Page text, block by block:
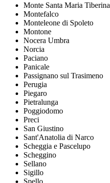
Monte Santa Maria Tiberina
Montefalco
Monteleone di Spoleto
Montone
Nocera Umbra
Norcia
Paciano
Panicale
Passignano sul Trasimeno
Perugia
Piegaro
Pietralunga
Poggiodomo
Preci
San Giustino
Sant'Anatolia di Narco
Scheggia e Pascelupo
Scheggino
Sellano
Sigillo
Spello